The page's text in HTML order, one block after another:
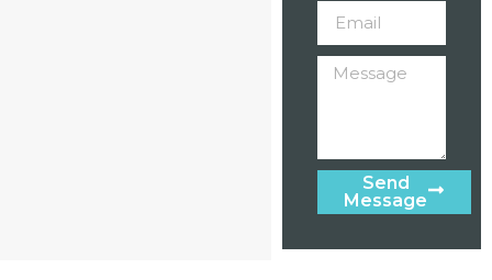
Send
Message